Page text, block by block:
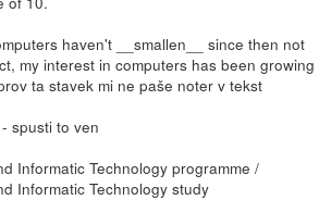
haven't __smallen__ since then not
my interest in computers has been growing
ta stavek mi ne paše noter v tekst
spusti to ven
Informatic Technology programme /
Informatic Technology study